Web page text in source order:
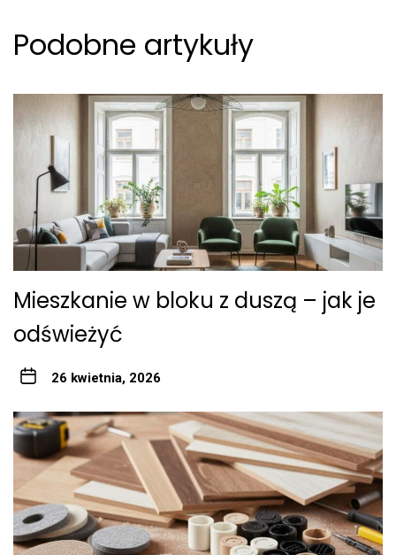
Podobne artykuły
Mieszkanie w bloku z duszą – jak je
odświeżyć
26 kwietnia, 2026